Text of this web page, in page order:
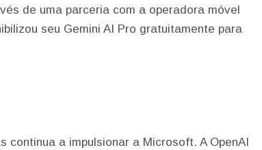
de uma parceria com a operadora móvel
seu Gemini AI Pro gratuitamente para
a impulsionar a Microsoft. A OpenAI